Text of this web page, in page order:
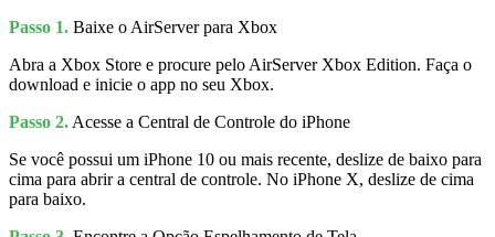
Passo 1. Baixe o AirServer para Xbox
Abra a Xbox Store e procure pelo AirServer Xbox Edition. Faça o
download e inicie o app no seu Xbox.
Passo 2. Acesse a Central de Controle do iPhone
Se você possui um iPhone 10 ou mais recente, deslize de baixo para
cima para abrir a central de controle. No iPhone X, deslize de cima
para baixo.